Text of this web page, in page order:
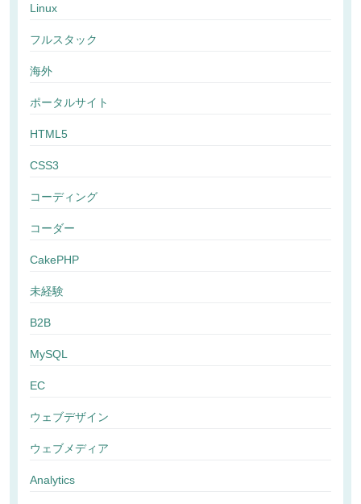
Linux
フルスタック
海外
ポータルサイト
HTML5
CSS3
コーディング
コーダー
CakePHP
未経験
B2B
MySQL
EC
ウェブデザイン
ウェブメディア
Analytics